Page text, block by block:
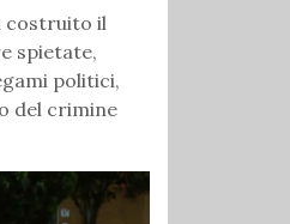
costruito il
spietate,
politici,
del crimine